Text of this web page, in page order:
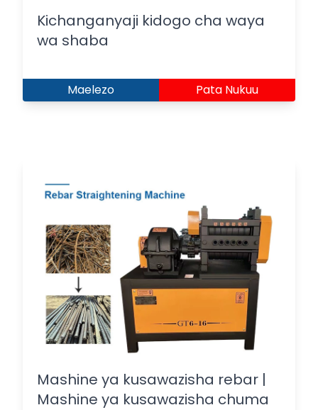
Kichanganyaji kidogo cha waya
wa shaba
Maelezo Pata Nukuu
Mashine ya kusawazisha rebar |
Mashine ya kusawazisha chuma